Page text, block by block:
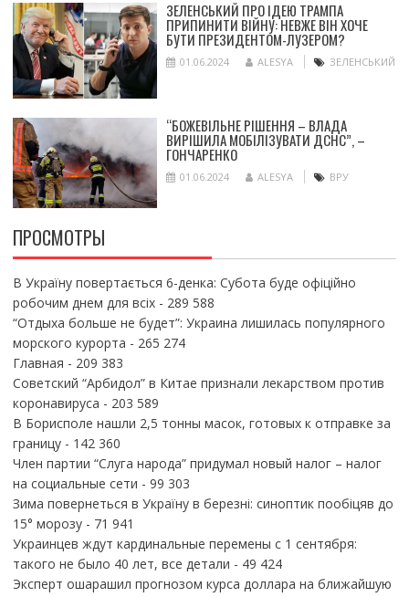
ЗЕЛЕНСЬКИЙ ПРО ІДЕЮ ТРАМПА
ПРИПИНИТИ ВІЙНУ: НЕВЖЕ ВІН ХОЧЕ
БУТИ ПРЕЗИДЕНТОМ-ЛУЗЕРОМ?
01.06.2024 ALESYA ЗЕЛЕНСЬКИЙ
“БОЖЕВІЛЬНЕ РІШЕННЯ – ВЛАДА
ВИРІШИЛА МОБІЛІЗУВАТИ ДСНС”, –
ГОНЧАРЕНКО
01.06.2024 ALESYA ВРУ
ПРОСМОТРЫ
В Україну повертається 6-денка: Субота буде офіційно
робочим днем для всіх- 289 588
“Отдыха больше не будет”: Украина лишилась популярного
морского курорта - 265 274
Главная - 209 383
Советский “Арбидол” в Китае признали лекарством против
коронавируса - 203 589
В Борисполе нашли 2,5 тонны масок, готовых к отправке за
границу- 142 360
Член партии “Слуга народа” придумал новый налог – налог
на социальные сети - 99 303
Зима повернеться в Україну в березні: синоптик пообіцяв до
15° морозу- 71 941
Украинцев ждут кардинальные перемены с 1 сентября:
такого не было 40 лет, все детали - 49 424
Эксперт ошарашил прогнозом курса доллара на ближайшую